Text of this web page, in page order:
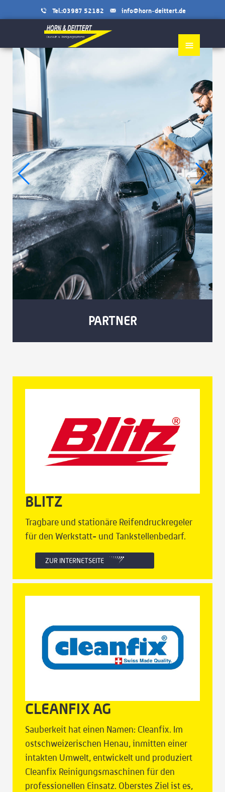
Tel.:03987 52182 info@horn-deittert.de
≡
PARTNER
BLITZ
Tragbare und stationäre Reifendruckregeler
für den Werkstatt- und Tankstellenbedarf.
ZUR INTERNETSEITE
CLEANFIX AG
Sauberkeit hat einen Namen: Cleanfix. Im
ostschweizerischen Henau, inmitten einer
intakten Umwelt, entwickelt und produziert
Cleanfix Reinigungsmaschinen für den
professionellen Einsatz. Oberstes Ziel ist es,